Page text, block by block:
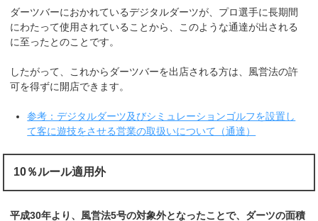
ダーツバーにおかれているデジタルダーツが、プロ選手に長期間
にわたって使用されていることから、このような通達が出される
に至ったとのことです。
したがって、これからダーツバーを出店される方は、風営法の許
可を得ずに開店できます。
参考：デジタルダーツ及びシミュレーションゴルフを設置し
て客に遊技をさせる営業の取扱いについて（通達）
10％ルール適用外
平成30年より、風営法5号の対象外となったことで、ダーツの面積